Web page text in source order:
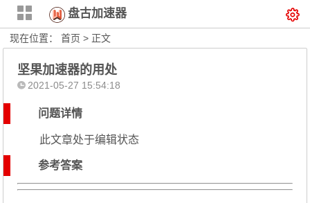
盘古加速器
现在位置：首页 > 正文
坚果加速器的用处
2021-05-27 15:54:18
问题详情
此文章处于编辑状态
参考答案